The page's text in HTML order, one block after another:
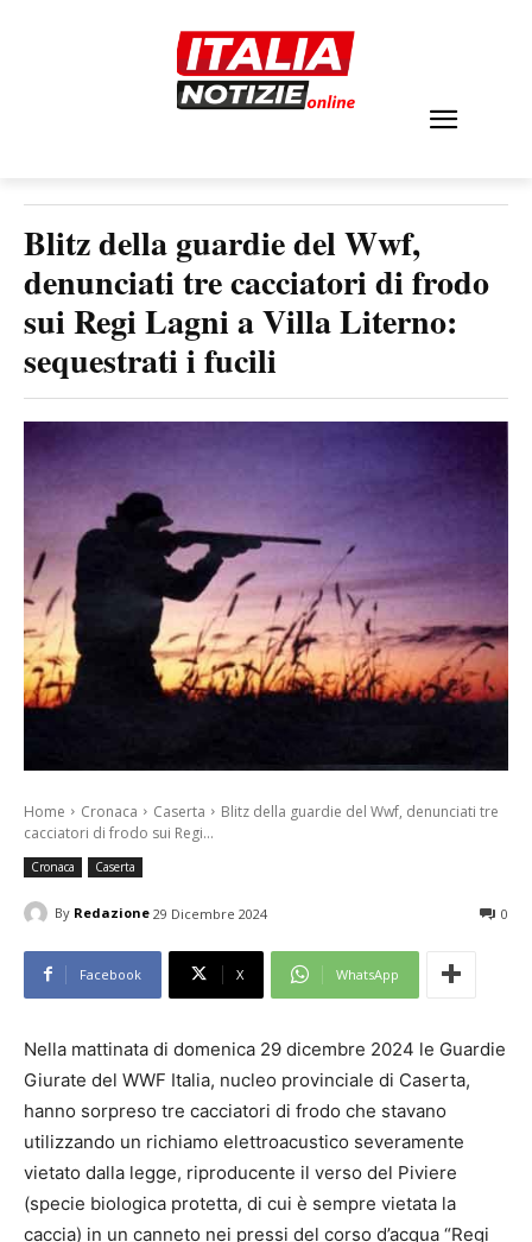
Blitz della guardie del Wwf,
denunciati tre cacciatori di frodo
sui Regi Lagni a Villa Literno:
sequestrati i fucili
Home Cronaca Caserta
Blitz della guardie del Wwf, denunciati tre
cacciatori di frodo sui Regi...
Cronaca Caserta
By Redazione 29 Dicembre 2024 0
Facebook X WhatsApp
Nella mattinata di domenica 29 dicembre 2024 le Guardie
Giurate del WWF Italia, nucleo provinciale di Caserta,
hanno sorpreso tre cacciatori di frodo che stavano
utilizzando un richiamo elettroacustico severamente
vietato dalla legge, riproducente il verso del Piviere
(specie biologica protetta, di cui è sempre vietata la
caccia) in un canneto nei pressi del corso d’acqua “Regi